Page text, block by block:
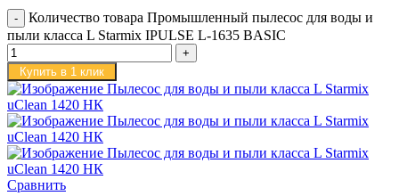
Количество товара Промышленный пылесос для воды и
пыли класса L Starmix IPULSE L-1635 BASIC
Купить в 1 клик
Сравнить